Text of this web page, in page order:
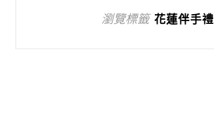
瀏覽標籤 花蓮伴手禮